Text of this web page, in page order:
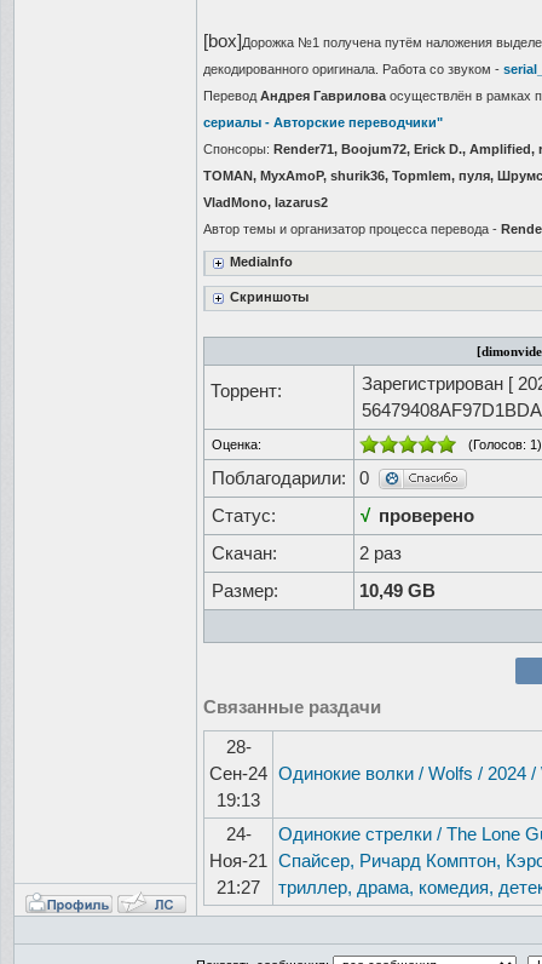
[box]Дорожка №1 получена путём наложения
декодированного оригинала. Работа со звуком -
Перевод Андрея Гаврилова осуществлён в рамках
сериалы - Авторские переводчики"
Спонсоры: Render71, Boojum72, Erick D., Amplified,
TOMAN, MyxAmoP, shurik36, Topmlem, пуля,
VladMono, lazarus2
Автор темы и организатор процесса перевода -
MediaInfo
Скриншоты
Торрент: Зарегистрирован [
Оценка: (Голосов: 1)
Поблагодарили:
0
Статус:
√ проверено
Скачан:
2 раз
Размер:
10,49 GB
Связанные раздачи
28-
Сен-24
19:13
Одинокие волки / Wolfs / 2024 /
24-
Ноя-21
21:27
Одинокие стрелки / The Lone
Спайсер, Ричард Комптон,
триллер, драма, комедия,